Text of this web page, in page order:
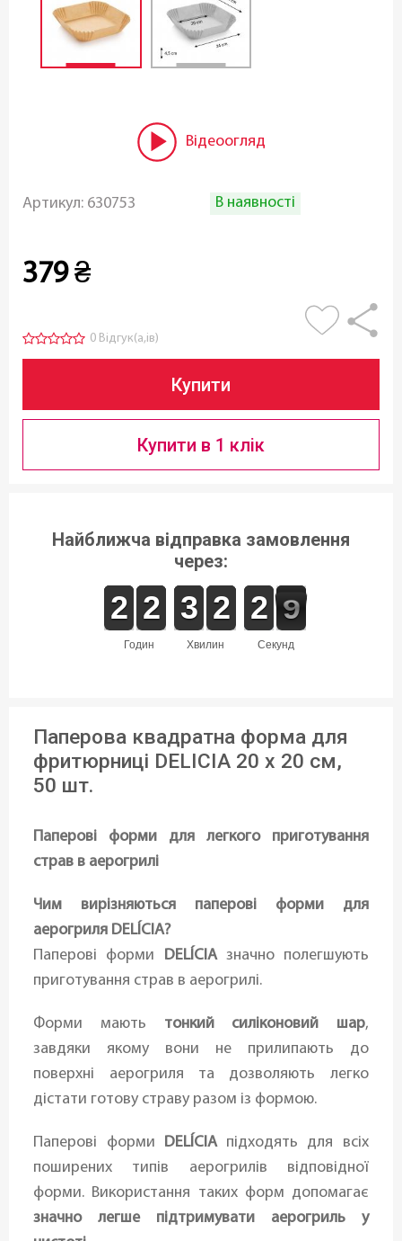
Відеоогляд
Артикул: 630753 В наявності
379 ₴
0 Відгук(а,ів)
Купити
Купити в 1 клік
Найближча відправка замовлення
через:
годин
1
1
2
2 1
1
2
2
хвилин
2
2
3
3 1
1
2
2
секунд
3
2
2 9
8
8
Паперова квадратна форма для
фритюрниці DELICIA 20 х 20 см,
50 шт.
Паперові форми для легкого приготування
страв в аерогрилі
Чим вирізняються паперові форми для
аерогриля DELÍCIA?
Паперові форми DELÍCIAзначно полегшують
приготування страв в аерогрилі.
Форми мають тонкий силіконовий шар,
завдяки якому вони не прилипають до
поверхні аерогриля та дозволяють легко
дістати готову страву разом із формою.
Паперові форми DELÍCIAпідходять для всіх
поширених типів аерогрилів відповідної
форми. Використання таких форм допомагає
значно легше підтримувати аерогриль у